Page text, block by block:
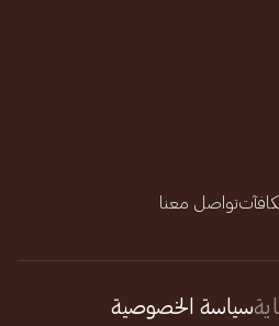
تواصل معنا
سياسة الخصوصية